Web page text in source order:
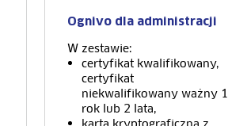
Ognivo dla administracji
W zestawie:
certyfikat kwalifikowany,
certyfikat
niekwalifikowanyważny 1
rok lub 2 lata,